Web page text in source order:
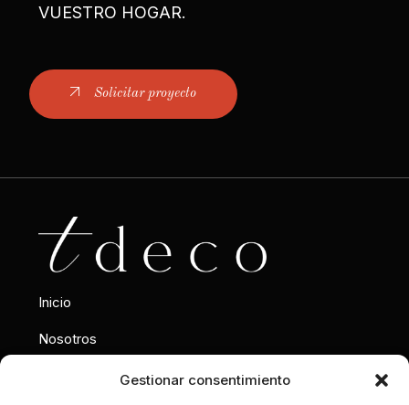
Gestionar consentimiento
VUESTRO HOGAR.
Solicitar proyecto
Inicio
Nosotros